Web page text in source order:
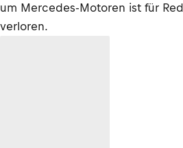
um Mercedes-Motoren ist für
verloren.